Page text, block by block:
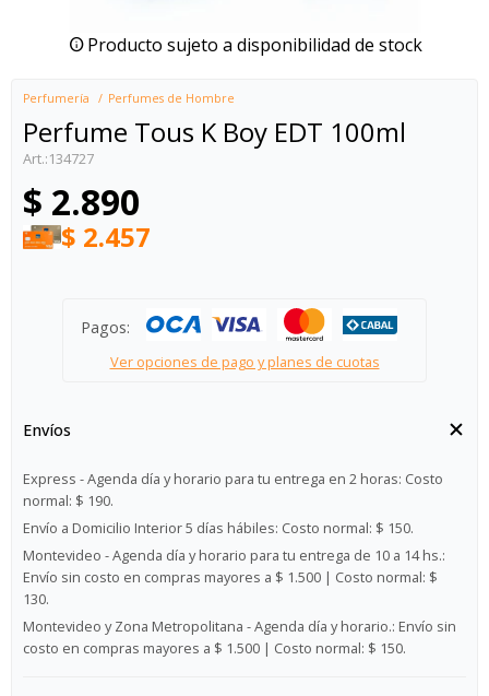
Producto sujeto a disponibilidad de stock
Perfumería Perfumes de Hombre
Perfume Tous K Boy EDT 100ml
134727
$ 2.890
$ 2.457
Pagos:
Ver opciones de pago y planes de cuotas
Envíos
Express - Agenda día y horario para tu entrega en 2 horas: Costo
normal: $ 190.
Envío a Domicilio Interior 5 días hábiles: Costo normal: $ 150.
Montevideo - Agenda día y horario para tu entrega de 10 a 14 hs.:
Envío sin costo en compras mayores a $ 1.500 | Costo normal: $
130.
Montevideo y Zona Metropolitana - Agenda día y horario.: Envío sin
costo en compras mayores a $ 1.500 | Costo normal: $ 150.